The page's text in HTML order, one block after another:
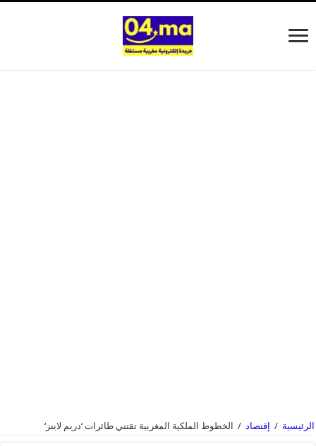
الرئيسية / إقتصاد / الخطوط الملكية المغربية تقتني طائرات ‘دريم لاينز‘